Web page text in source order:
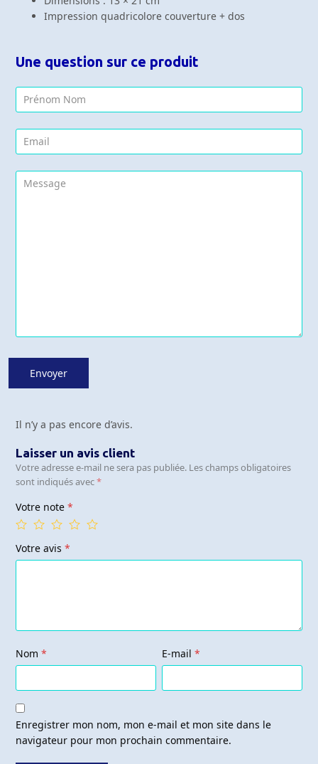
Impression quadricolore couverture + dos
Une question sur ce produit
Il n’y a pas encore d’avis.
Laisser un avis client
Votre adresse e-mail ne sera pas publiée. Les champs obligatoires
sont indiqués avec*
Votre note*
Votre avis*
Nom* E-mail*
Enregistrer mon nom, mon e-mail et mon site dans le
navigateur pour mon prochain commentaire.